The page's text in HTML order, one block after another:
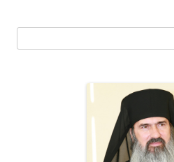
după: